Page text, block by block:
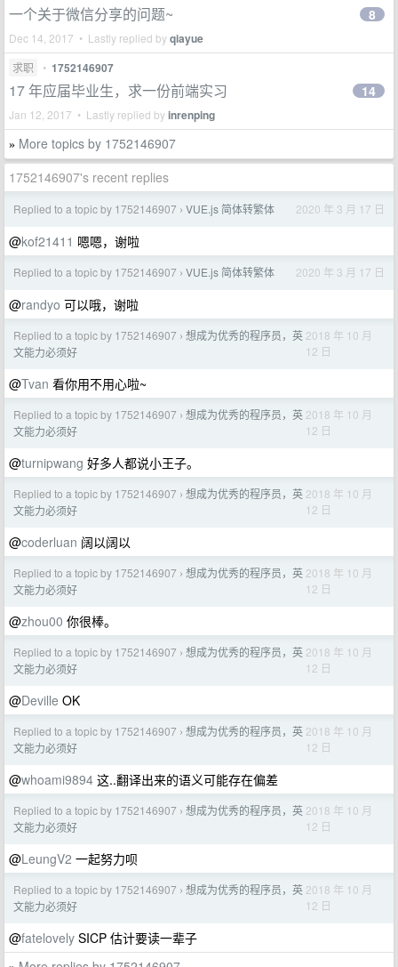
一个关于微信分享的问题~
Dec 14, 2017 • Lastly replied byqiayue
8
求职 • 1752146907
17 年应届毕业生，求一份前端实习
Jan 12, 2017 • Lastly replied byinrenping
14
» More topics by 1752146907
1752146907's recent replies
Replied to a topic by 1752146907 › VUE.js 简体转繁体 2020 年 3 月 17 日
@kof21411 嗯嗯，谢啦
Replied to a topic by 1752146907 › VUE.js 简体转繁体 2020 年 3 月 17 日
@randyo 可以哦，谢啦
Replied to a topic by 1752146907 › 想成为优秀的程序员，英
文能力必须好
2018 年 10 月
12 日
@Tvan 看你用不用心啦~
Replied to a topic by 1752146907 › 想成为优秀的程序员，英
文能力必须好
2018 年 10 月
12 日
@turnipwang 好多人都说小王子。
Replied to a topic by 1752146907 › 想成为优秀的程序员，英
文能力必须好
2018 年 10 月
12 日
@coderluan 阔以阔以
Replied to a topic by 1752146907 › 想成为优秀的程序员，英
文能力必须好
2018 年 10 月
12 日
@zhou00 你很棒。
Replied to a topic by 1752146907 › 想成为优秀的程序员，英
文能力必须好
2018 年 10 月
12 日
@Deville OK
Replied to a topic by 1752146907 › 想成为优秀的程序员，英
文能力必须好
2018 年 10 月
12 日
@whoami9894 这..翻译出来的语义可能存在偏差
Replied to a topic by 1752146907 › 想成为优秀的程序员，英
文能力必须好
2018 年 10 月
12 日
@LeungV2 一起努力呗
Replied to a topic by 1752146907 › 想成为优秀的程序员，英
文能力必须好
2018 年 10 月
12 日
@fatelovely SICP 估计要读一辈子